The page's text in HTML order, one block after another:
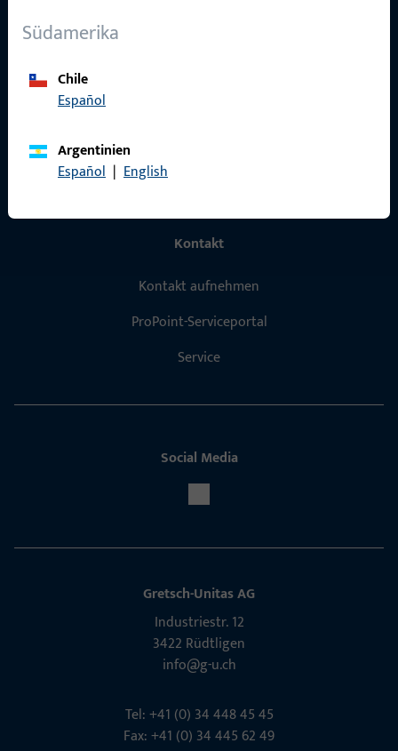
Südamerika
Chile
Español
Argentinien
Español | English
Kontakt
Kontakt aufnehmen
ProPoint-Serviceportal
Service
Social Media
Gretsch-Unitas AG
Indu­s­triestr. 12
3422 Rüdt­ligen
info@g-u.ch
Tel: +41 (0) 34 448 45 45
Fax: +41 (0) 34 445 62 49